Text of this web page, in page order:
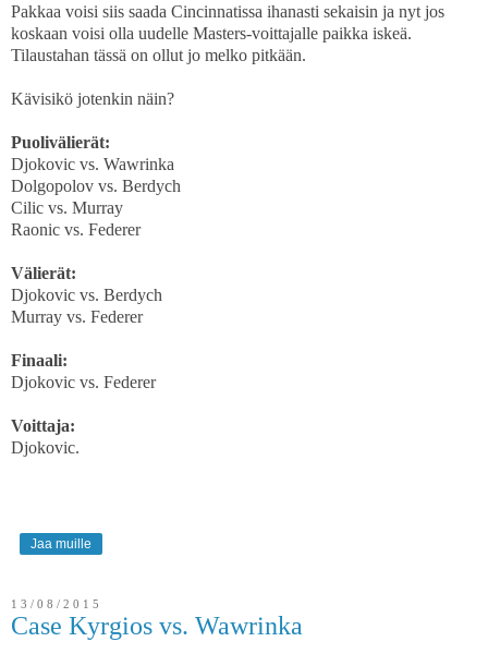
Pakkaa voisi siis saada Cincinnatissa ihanasti sekaisin ja nyt jos
koskaan voisi olla uudelle Masters-voittajalle paikka iskeä.
Tilaustahan tässä on ollut jo melko pitkään.
Kävisikö jotenkin näin?
Puolivälierät:
Djokovic vs. Wawrinka
Dolgopolov vs. Berdych
Cilic vs. Murray
Raonic vs. Federer
Välierät:
Djokovic vs. Berdych
Murray vs. Federer
Finaali:
Djokovic vs. Federer
Voittaja:
Djokovic.
Jaa muille
13/08/2015
Case Kyrgios vs. Wawrinka